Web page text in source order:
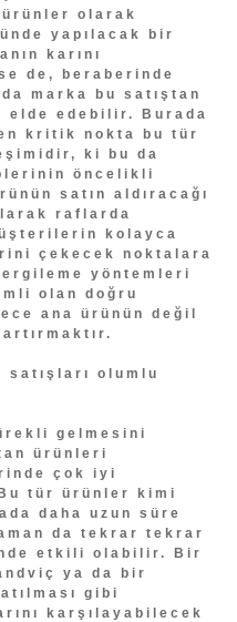
olarak
yapılacak bir
karını
de, beraberinde
marka bu satıştan
elde edebilir. Burada
kritik nokta bu tür
ki bu da
öncelikli
satın aldıracağı
raflarda
kolayca
çekecek noktalara
yöntemleri
olan doğru
ana ürünün değil
olumlu
gelmesini
ürünleri
çok iyi
tür ürünler kimi
daha uzun süre
da tekrar tekrar
etkili olabilir. Bir
ya da bir
gibi
karşılayabilecek